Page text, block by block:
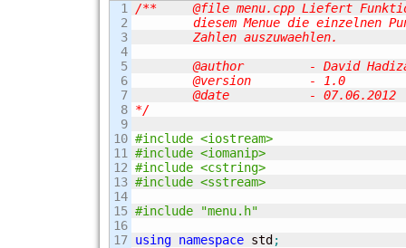
1
2
3
4
5
6
7
8
9
10
11
12
13
14
15
16
17
/**	@file menu.cpp Liefert Funktionalitaet, um ein Menue auszugeben und aus
	@author		- David Hadizadeh
	@version	- 1.0
	@date		- 07.06.2012
*/
#include <iostream>
#include <iomanip>
#include <cstring>
#include <sstream>
#include "menu.h"
using namespace std ;